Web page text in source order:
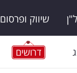
שיווק ופרסום
דרושים